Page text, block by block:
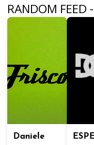
RANDOM FEED
Daniele